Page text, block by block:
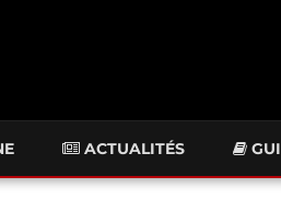
ACTUALITÉS